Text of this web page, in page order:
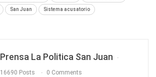
San Juan Sistema acusatorio
Prensa La Politica San Juan
16690 Posts 0 Comments